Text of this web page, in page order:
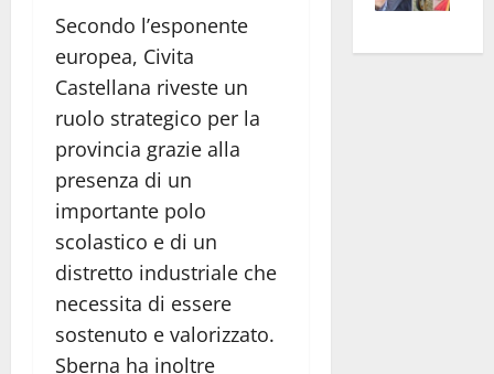
Secondo l’esponente
europea, Civita
Castellana riveste un
ruolo strategico per la
provincia grazie alla
presenza di un
importante polo
scolastico e di un
distretto industriale che
necessita di essere
sostenuto e valorizzato.
Sberna ha inoltre
euro